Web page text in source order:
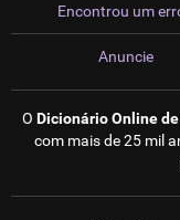
Encontrou um
Anuncie
O Dicionário Online
com mais de 25 mil